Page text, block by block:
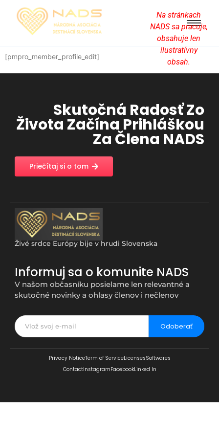
Na stránkach
NADS sa pracuje,
obsahuje len
ilustratívny
obsah.
[pmpro_member_profile_edit]
Skutočná Radosť Zo
Života Začína Prihláškou
Za Člena NADS
Priečítaj si o tom
Živé srdce Európy bije v hrudi Slovenska
Informuj sa o komunite NADS
V našom občasníku posielame len relevantné a
skutočné novinky a ohlasy členov i nečlenov
Odoberať
Privacy NoticeTerm of ServiceLicensesSoftwares
ContactInstagramFacebookLinked In